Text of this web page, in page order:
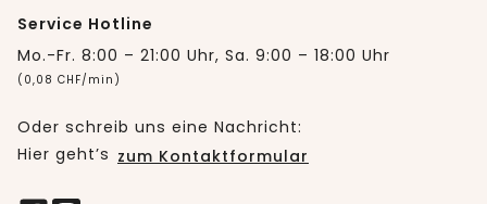
Service Hotline
Mo.-Fr. 8:00 – 21:00 Uhr, Sa. 9:00 – 18:00 Uhr
(0,08 CHF/min)
Oder schreib uns eine Nachricht:
Hier geht’s zum Kontaktformular